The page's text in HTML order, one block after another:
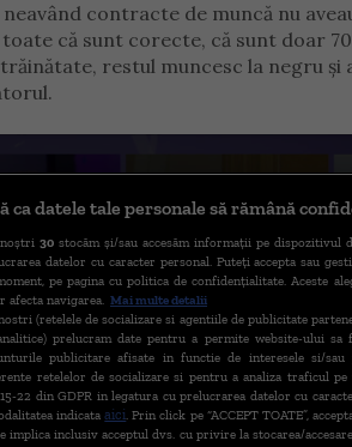
contracte de muncă nu
că sunt corecte, că sunt doar
restul muncesc la negru